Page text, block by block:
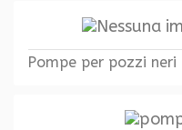
Pompe per pozzi neri